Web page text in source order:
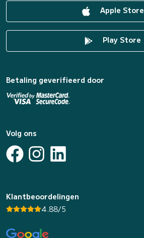
Apple Store
Play Store
Betaling geverifieerd door
Volg ons
Klantbeoordelingen
4.88/5